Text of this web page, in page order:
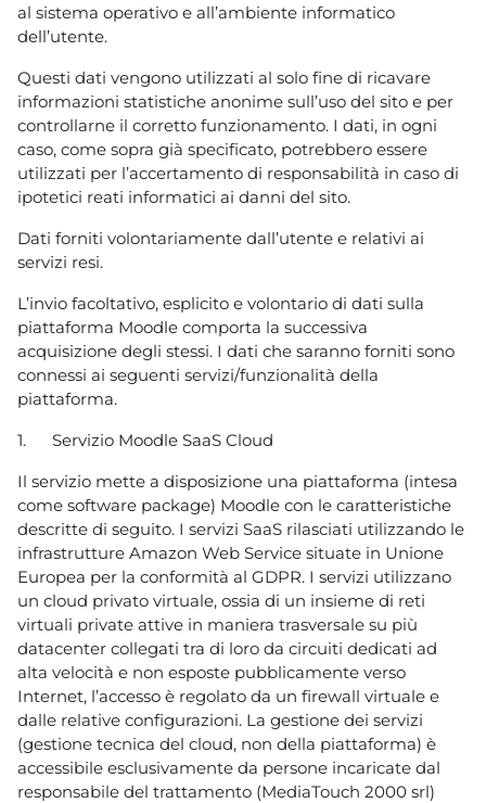
al sistema operativo e all’ambiente informatico
dell’utente.
Questi dati vengono utilizzati al solo fine di ricavare
informazioni statistiche anonime sull’uso del sito e per
controllarne il corretto funzionamento. I dati, in ogni
caso, come sopra già specificato, potrebbero essere
utilizzati per l’accertamento di responsabilità in caso di
ipotetici reati informatici ai danni del sito.
Dati forniti volontariamente dall’utente e relativi ai
servizi resi.
L’invio facoltativo, esplicito e volontario di dati sulla
piattaforma Moodle comporta la successiva
acquisizione degli stessi. I dati che saranno forniti sono
connessi ai seguenti servizi/funzionalità della
piattaforma.
1.
Servizio Moodle SaaS Cloud
Il servizio mette a disposizione una piattaforma (intesa
come software package) Moodle con le caratteristiche
descritte di seguito. I servizi SaaS rilasciati utilizzando le
infrastrutture Amazon Web Service situate in Unione
Europea per la conformità al GDPR. I servizi utilizzano
un cloud privato virtuale, ossia di un insieme di reti
virtuali private attive in maniera trasversale su più
datacenter collegati tra di loro da circuiti dedicati ad
alta velocità e non esposte pubblicamente verso
Internet, l’accesso è regolato da un firewall virtuale e
dalle relative configurazioni. La gestione dei servizi
(gestione tecnica del cloud, non della piattaforma) è
accessibile esclusivamente da persone incaricate dal
responsabile del trattamento (MediaTouch 2000 srl)